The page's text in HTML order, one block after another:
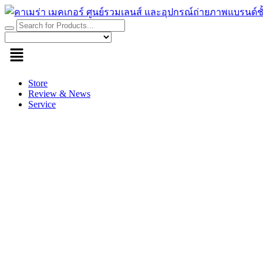
Skip
content
Store
Review & News
Service